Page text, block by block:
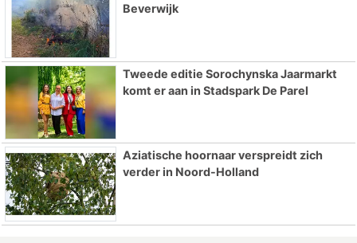
Beverwijk
Tweede editie Sorochynska Jaarmarkt
komt er aan in Stadspark De Parel
Aziatische hoornaar verspreidt zich
verder in Noord-Holland